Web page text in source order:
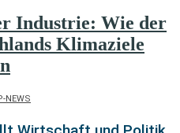
Industrie: Wie der
Klimaziele
NEWS